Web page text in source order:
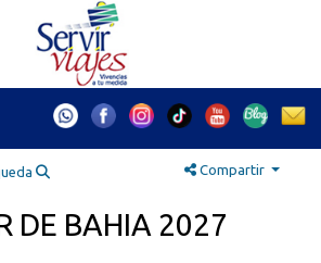
Compartir
DE BAHIA 2027